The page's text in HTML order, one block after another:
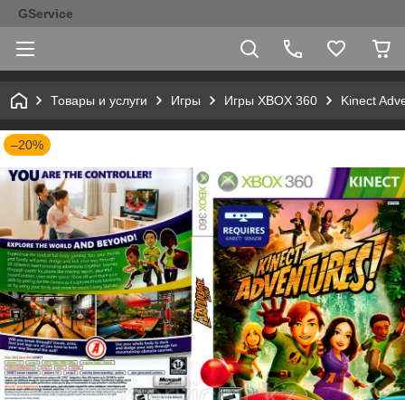
GService
Товары и услуги Игры Игры XBOX 360 Kinect
–20%